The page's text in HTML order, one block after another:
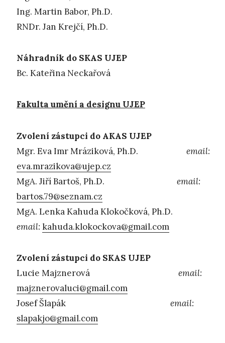
Ing. Martin Babor, Ph.D.
RNDr. Jan Krejčí, Ph.D.
Náhradník do SKAS UJEP
Bc. Kateřina Neckařová
Fakulta umění a designu UJEP
Zvolení zástupci do AKAS UJEP
Mgr. Eva Imr Mráziková, Ph.D. email:
eva.mrazikova@ujep.cz
MgA. Jiří Bartoš, Ph.D. email:
bartos.79@seznam.cz
MgA. Lenka Kahuda Klokočková, Ph.D.
email: kahuda.klokockova@gmail.com
Zvolení zástupci do SKAS UJEP
Lucie Majznerová email:
majznerovaluci@gmail.com
Josef Šlapák email:
slapakjo@gmail.com